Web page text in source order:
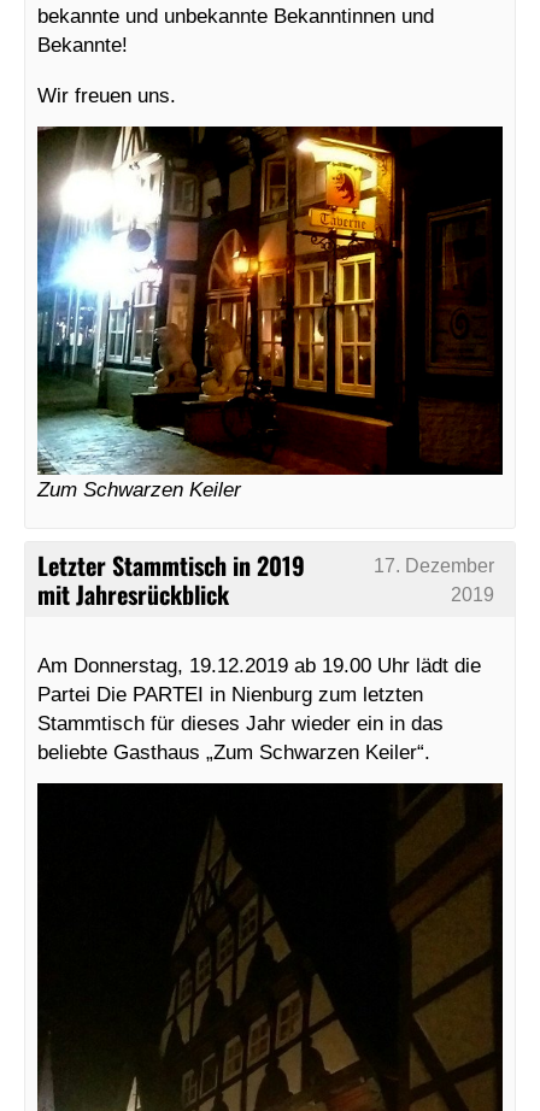
bekannte und unbekannte Bekanntinnen und
Bekannte!
Wir freuen uns.
Zum Schwarzen Keiler
Letzter Stammtisch in 2019
mit Jahresrückblick
17. Dezember
2019
Am Donnerstag, 19.12.2019 ab 19.00 Uhr lädt die
Partei Die PARTEI in Nienburg zum letzten
Stammtisch für dieses Jahr wieder ein in das
beliebte Gasthaus „Zum Schwarzen Keiler“.